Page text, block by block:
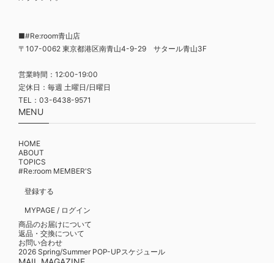
■#Re:room青山店
〒107-0062 東京都港区南青山4-9-29 サタール青山3F
営業時間：12:00-19:00
定休日：毎週 土曜日/日曜日
TEL：03-6438-9571
MENU
HOME
ABOUT
TOPICS
#Re:room MEMBER'S
登録する
MYPAGE / ログイン
商品のお届けについて
返品・交換について
お問い合わせ
2026 Spring/Summer POP-UPスケジュール